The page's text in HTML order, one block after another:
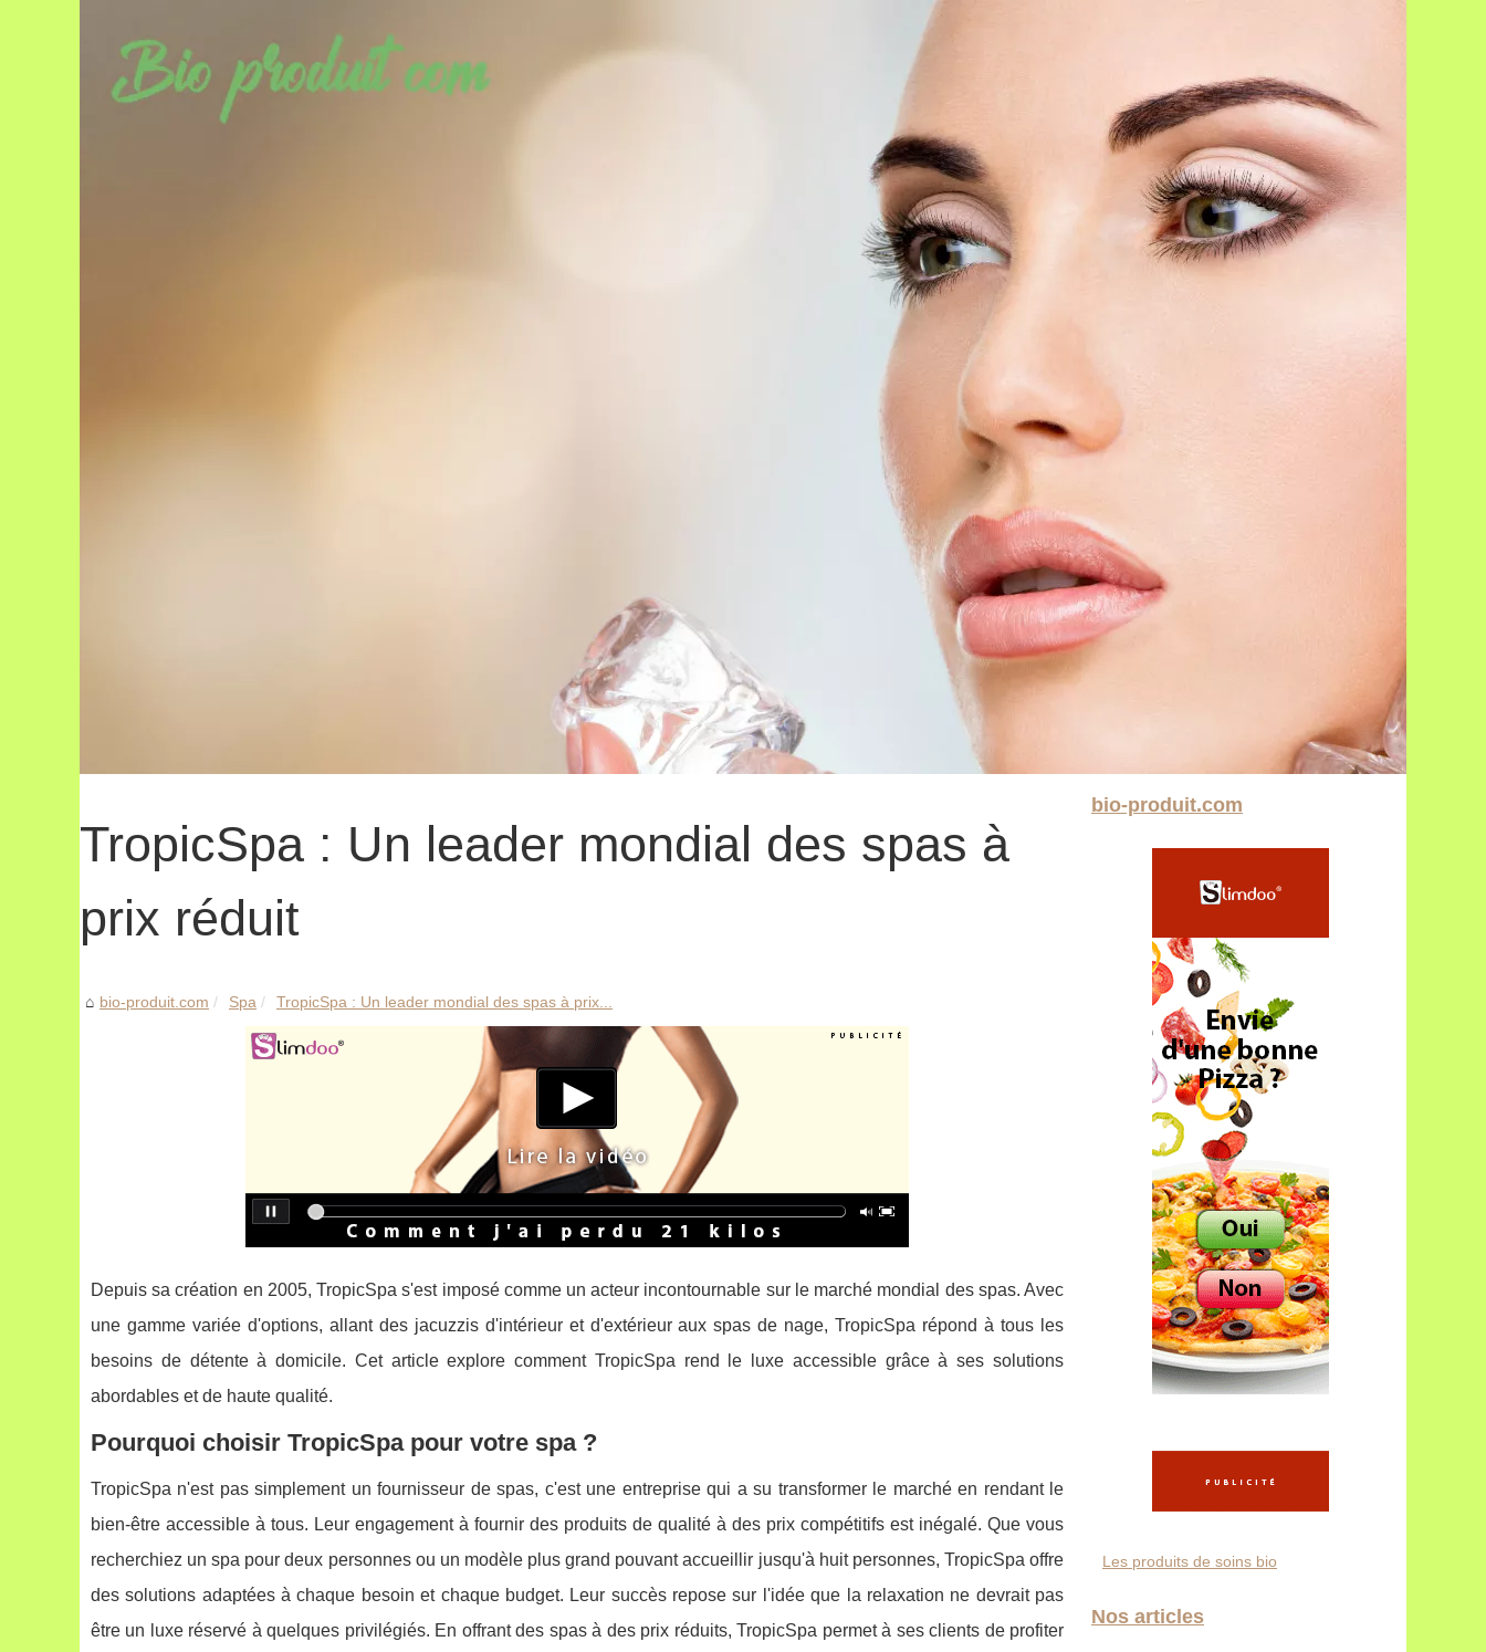
TropicSpa : Un leader mondial des spas à
prix réduit
bio-produit.com Spa TropicSpa : Un leader mondial des spas à prix...
Depuis sa création en 2005, TropicSpa s'est imposé comme un acteur incontournable sur le marché mondial des spas. Avec
une gamme variée d'options, allant des jacuzzis d'intérieur et d'extérieur aux spas de nage, TropicSpa répond à tous les
besoins de détente à domicile. Cet article explore comment TropicSpa rend le luxe accessible grâce à ses solutions
abordables et de haute qualité.
Pourquoi choisir TropicSpa pour votre spa ?
TropicSpa n'est pas simplement un fournisseur de spas, c'est une entreprise qui a su transformer le marché en rendant le
bien-être accessible à tous. Leur engagement à fournir des produits de qualité à des prix compétitifs est inégalé. Que vous
recherchiez un spa pour deux personnes ou un modèle plus grand pouvant accueillir jusqu'à huit personnes, TropicSpa offre
des solutions adaptées à chaque besoin et chaque budget. Leur succès repose sur l'idée que la relaxation ne devrait pas
être un luxe réservé à quelques privilégiés. En offrant des spas à des prix réduits, TropicSpa permet à ses clients de profiter
bio-produit.com
Les produits de soins bio
Nos articles